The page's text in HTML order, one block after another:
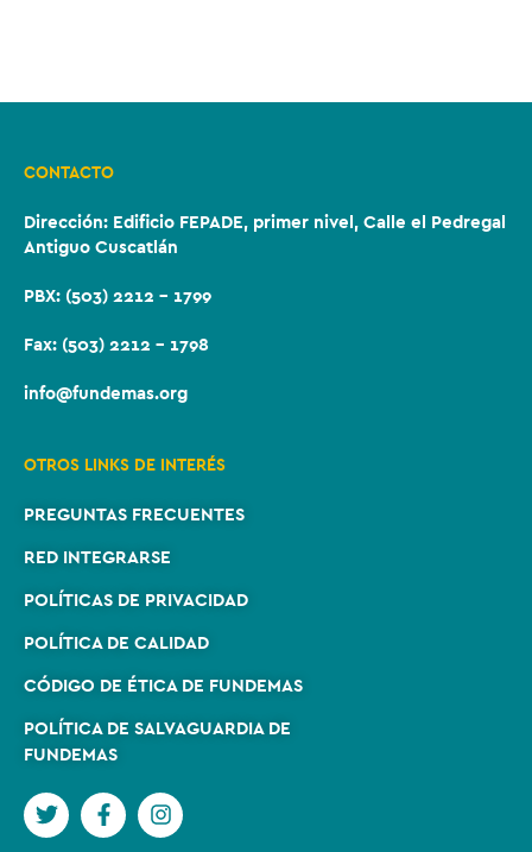
CONTACTO
Dirección: Edificio FEPADE, primer nivel, Calle el Pedregal
Antiguo Cuscatlán
PBX: (503) 2212 – 1799
Fax: (503) 2212 – 1798
info@fundemas.org
OTROS LINKS DE INTERÉS
PREGUNTAS FRECUENTES
RED INTEGRARSE
POLÍTICAS DE PRIVACIDAD
POLÍTICA DE CALIDAD
CÓDIGO DE ÉTICA DE FUNDEMAS
POLÍTICA DE SALVAGUARDIA DE
FUNDEMAS